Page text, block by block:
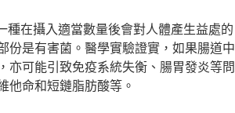
種在攝入適當數量後會對人體產生益處的
份是有害菌。醫學實驗證實，如果腸道中
亦可能引致免疫系統失衡、腸胃發炎等問
他命和短鏈脂肪酸等。